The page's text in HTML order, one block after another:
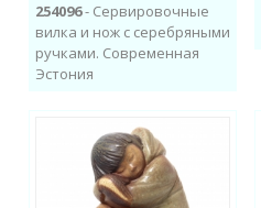
254096- Сервировочные
вилка и нож с серебряными
ручками. Современная
Эстония